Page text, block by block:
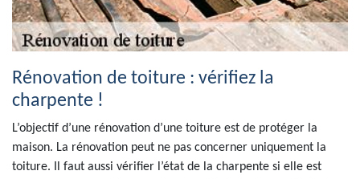
Rénovation de toiture : vérifiez la
charpente !
L’objectif d’une rénovation d’une toiture est de protéger la
maison. La rénovation peut ne pas concerner uniquement la
toiture. Il faut aussi vérifier l’état de la charpente si elle est